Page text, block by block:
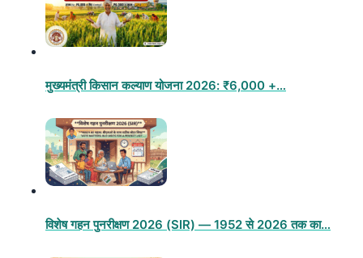
मुख्यमंत्री किसान कल्याण योजना 2026: ₹6,000 +…
विशेष गहन पुनरीक्षण 2026 (SIR) — 1952 से 2026 तक का…